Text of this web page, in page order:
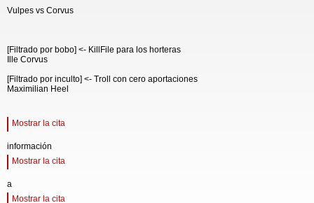
Vulpes vs Corvus
[Filtrado por bobo] <- KillFile para los horteras
Ille Corvus
[Filtrado por inculto] <- Troll con cero aportaciones
Maximilian Heel
Mostrar la cita
información
Mostrar la cita
a
Mostrar la cita